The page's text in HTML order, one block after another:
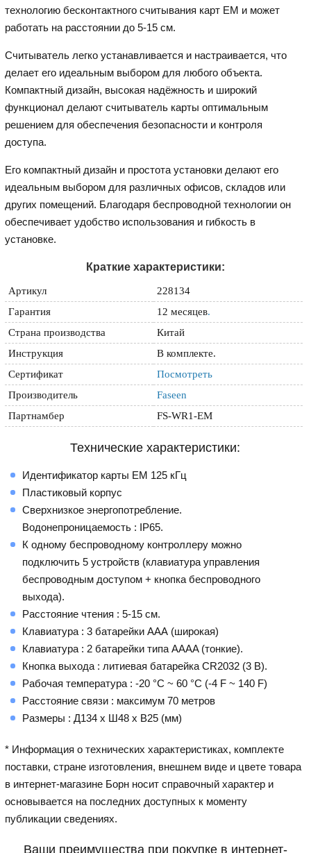
технологию бесконтактного считывания карт EM и может
работать на расстоянии до 5-15 см.
Считыватель легко устанавливается и настраивается, что
делает его идеальным выбором для любого объекта.
Компактный дизайн, высокая надёжность и широкий
функционал делают считыватель карты оптимальным
решением для обеспечения безопасности и контроля
доступа.
Его компактный дизайн и простота установки делают его
идеальным выбором для различных офисов, складов или
других помещений. Благодаря беспроводной технологии он
обеспечивает удобство использования и гибкость в
установке.
Краткие характеристики:
Артикул
228134
Гарантия
12 месяцев.
Страна производства
Китай
Инструкция
В комплекте.
Сертификат
Посмотреть
Производитель
Faseen
Партнамбер
FS-WR1-EM
Технические характеристики:
Идентификатор карты EM 125 кГц
Пластиковый корпус
Сверхнизкое энергопотребление.
Водонепроницаемость : IP65.
К одному беспроводному контроллеру можно
подключить 5 устройств (клавиатура управления
беспроводным доступом + кнопка беспроводного
выхода).
Расстояние чтения : 5-15 см.
Клавиатура : 3 батарейки ААА (широкая)
Клавиатура : 2 батарейки типа AAAA (тонкие).
Кнопка выхода : литиевая батарейка CR2032 (3 В).
Рабочая температура : -20 °C ~ 60 °C (-4 F ~ 140 F)
Расстояние связи : максимум 70 метров
Размеры : Д134 x Ш48 x В25 (мм)
* Информация о технических характеристиках, комплекте
поставки, стране изготовления, внешнем виде и цвете товара
в интернет-магазине Борн носит справочный характер и
основывается на последних доступных к моменту
публикации сведениях.
Ваши преимущества при покупке в интернет-